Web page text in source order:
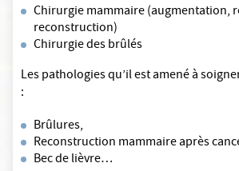
Chirurgie mammaire (augmentation,
reconstruction)
Chirurgie des brûlés
Les pathologies qu’il est amené à
:
Brûlures,
Reconstruction mammaire après
Bec de lièvre…